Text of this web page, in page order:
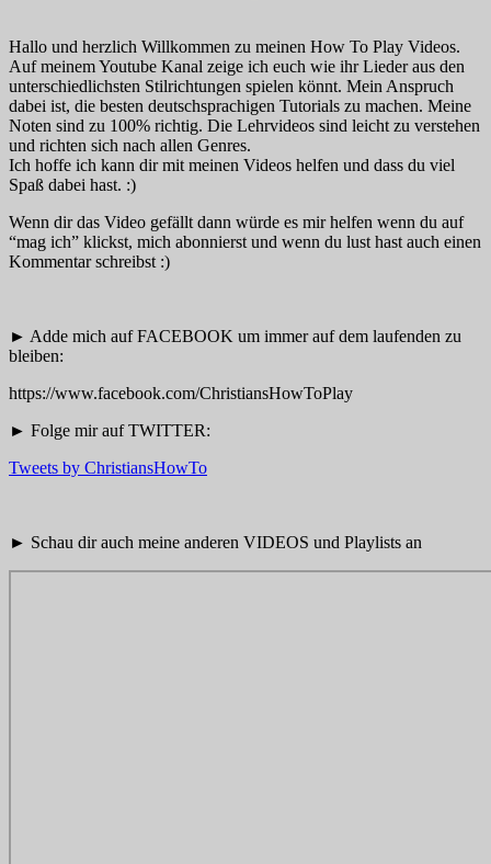
Hallo und herzlich Willkommen zu meinen How To Play Videos.
Auf meinem Youtube Kanal zeige ich euch wie ihr Lieder aus den
unterschiedlichsten Stilrichtungen spielen könnt. Mein Anspruch
dabei ist, die besten deutschsprachigen Tutorials zu machen. Meine
Noten sind zu 100% richtig. Die Lehrvideos sind leicht zu verstehen
und richten sich nach allen Genres.
Ich hoffe ich kann dir mit meinen Videos helfen und dass du viel
Spaß dabei hast. :)
Wenn dir das Video gefällt dann würde es mir helfen wenn du auf
“mag ich” klickst, mich abonnierst und wenn du lust hast auch einen
Kommentar schreibst :)
► Adde mich auf FACEBOOK um immer auf dem laufenden zu
bleiben:
https://www.facebook.com/ChristiansHowToPlay
► Folge mir auf TWITTER:
Tweets by ChristiansHowTo
► Schau dir auch meine anderen VIDEOS und Playlists an